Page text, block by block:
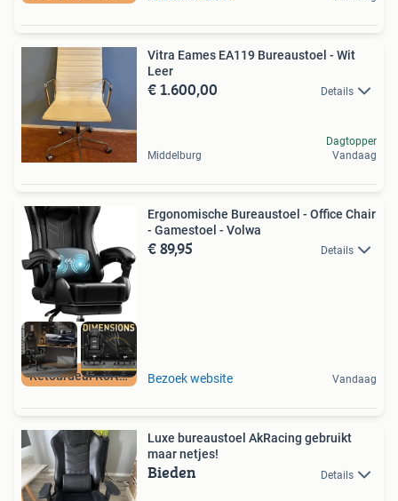
Vitra Eames EA119 Bureaustoel - Wit
Leer
€ 1.600,00 Details
Middelburg
Dagtopper
Vandaag
Retourdeal Korting
Ergonomische Bureaustoel - Office Chair
- Gamestoel - Volwa
€ 89,95 Details
Bezoek website Vandaag
Luxe bureaustoel AkRacing gebruikt
maar netjes!
Bieden Details